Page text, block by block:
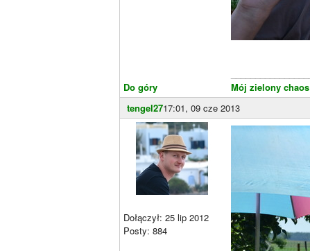
Do góry
Mój zielony chaos
tengel2717:01, 09 cze 2013
Dołączył: 25 lip 2012
Posty: 884